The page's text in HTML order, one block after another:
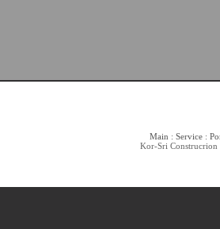
Main : Service :
Kor-Sri